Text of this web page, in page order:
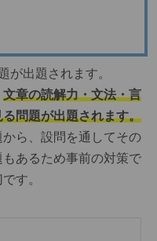
が出題されます。
文章の読解力・文法・言
問題が出題されます。
ら、設問を通してその
あるため事前の対策で
す。